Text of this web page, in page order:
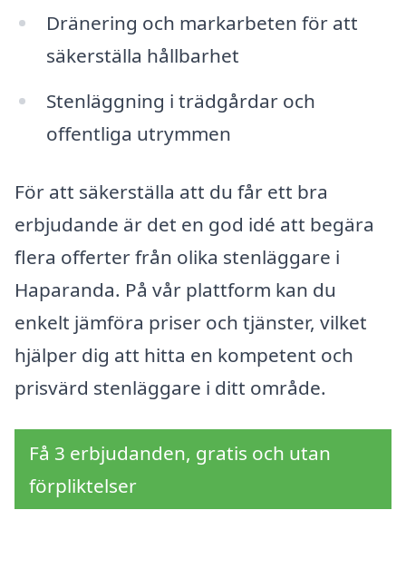
Dränering och markarbeten för att
säkerställa hållbarhet
Stenläggning i trädgårdar och
offentliga utrymmen
För att säkerställa att du får ett bra
erbjudande är det en god idé att begära
flera offerter från olika stenläggare i
Haparanda. På vår plattform kan du
enkelt jämföra priser och tjänster, vilket
hjälper dig att hitta en kompetent och
prisvärd stenläggare i ditt område.
Få 3 erbjudanden, gratis och utan
förpliktelser